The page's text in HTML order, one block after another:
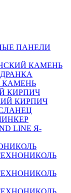
ПАНЕЛИ
КАМЕНЬ
КАМЕНЬ
КИРПИЧ
КИРПИЧ
LINE Я-